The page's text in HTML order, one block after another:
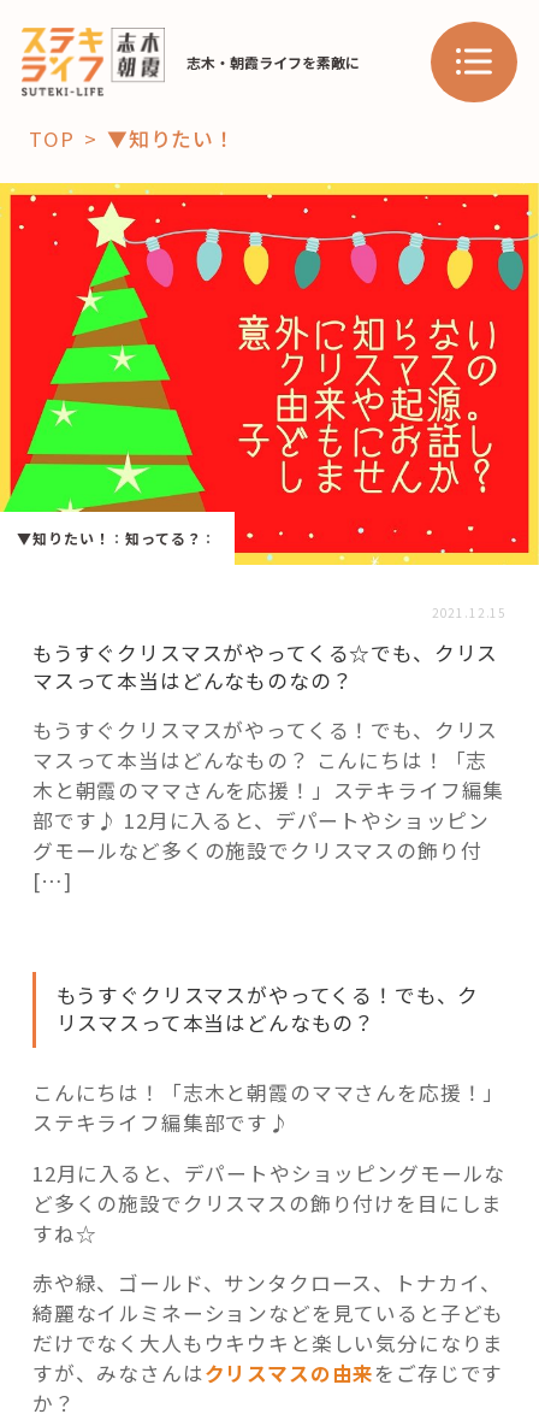
志木・朝霞ライフを素敵に
「コト」
子育て
暮らし
おすすめ
スポット 学び・教育
「場」
HAREL HAREL
活用事例
「モノ」
fleXe リノベ事例
「ひと」
記事検索
TOP ▼知りたい！
▼知りたい！ ：知ってる？ ：
2021.12.15
もうすぐクリスマスがやってくる☆でも、クリス
マスって本当はどんなものなの？
もうすぐクリスマスがやってくる！でも、クリス
マスって本当はどんなもの？ こんにちは！「志
木と朝霞のママさんを応援！」ステキライフ編集
部です♪ 12月に入ると、デパートやショッピン
グモールなど多くの施設でクリスマスの飾り付
[…]
もうすぐクリスマスがやってくる！でも、ク
リスマスって本当はどんなもの？
こんにちは！「志木と朝霞のママさんを応援！」
ステキライフ編集部です♪
12月に入ると、デパートやショッピングモールな
ど多くの施設でクリスマスの飾り付けを目にしま
すね☆
赤や緑、ゴールド、サンタクロース、トナカイ、
綺麗なイルミネーションなどを見ていると子ども
だけでなく大人もウキウキと楽しい気分になりま
すが、みなさんはクリスマスの由来をご存じです
か？